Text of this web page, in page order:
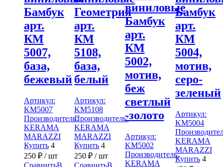
Бамбук
арт.
КМ
5007,
база,
бежевый
Артикул:
KM5007
Производитель:
KERAMA
MARAZZI
Купить 4
250 ₽ / шт
СравнитьВ
Геометрия
арт.
КМ
5108,
база,
белый
Артикул:
KM5108
Производитель:
KERAMA
MARAZZI
Купить 4
250₽ / шт
СравнитьВ
виниловые
Бамбук
арт.
КМ
5002,
мотив,
беж
светлый
-золото
Артикул:
KM5002
Производитель:
KERAMA
Бамбук
арт.
КМ
5004,
мотив,
серо-
зеленый
Артикул:
KM5004
KERAMA
MARAZZI
Купить 4